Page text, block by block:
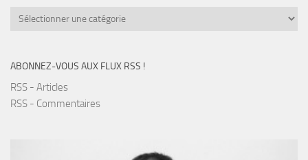
Catégories
ABONNEZ-VOUS AUX FLUX RSS !
RSS - Articles
RSS - Commentaires